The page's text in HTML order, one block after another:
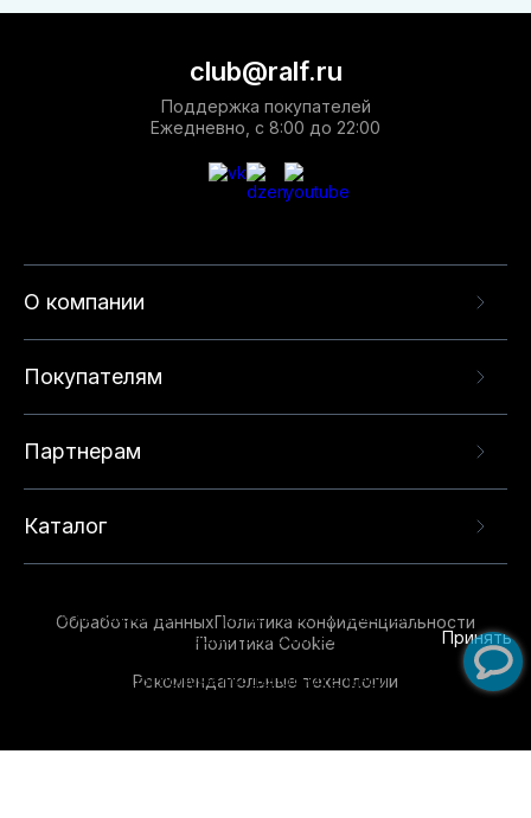
О компании
Покупателям
Партнерам
Каталог
club@ralf.ru
Поддержка покупателей
Ежедневно, с 8:00 до 22:00
Обработка данныхПолитика конфиденциальности
Политика Cookie
Рекомендательные технологии
опыта на нашем сайте. Продолжая использовать
данный сайт, вы соглашаетесь с использованием
технологий. Для получения дополнительной
Принять